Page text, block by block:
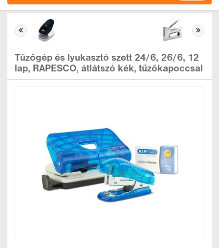
Tűzőgép és lyukasztó szett 24/6, 26/6, 12
lap, RAPESCO, átlátszó kék, tűzőkapoccsal